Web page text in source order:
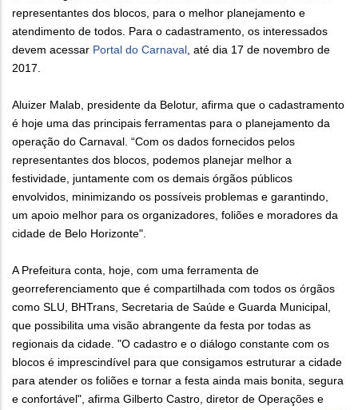
representantes dos blocos, para o melhor planejamento e
atendimento de todos. Para o cadastramento, os interessados
devem acessar Portal do Carnaval, até dia 17 de novembro de
2017.
Aluizer Malab, presidente da Belotur, afirma que o cadastramento
é hoje uma das principais ferramentas para o planejamento da
operação do Carnaval. “Com os dados fornecidos pelos
representantes dos blocos, podemos planejar melhor a
festividade, juntamente com os demais órgãos públicos
envolvidos, minimizando os possíveis problemas e garantindo,
um apoio melhor para os organizadores, foliões e moradores da
cidade de Belo Horizonte".
A Prefeitura conta, hoje, com uma ferramenta de
georreferenciamento que é compartilhada com todos os órgãos
como SLU, BHTrans, Secretaria de Saúde e Guarda Municipal,
que possibilita uma visão abrangente da festa por todas as
regionais da cidade. "O cadastro e o diálogo constante com os
blocos é imprescindível para que consigamos estruturar a cidade
para atender os foliões e tornar a festa ainda mais bonita, segura
e confortável", afirma Gilberto Castro, diretor de Operações e